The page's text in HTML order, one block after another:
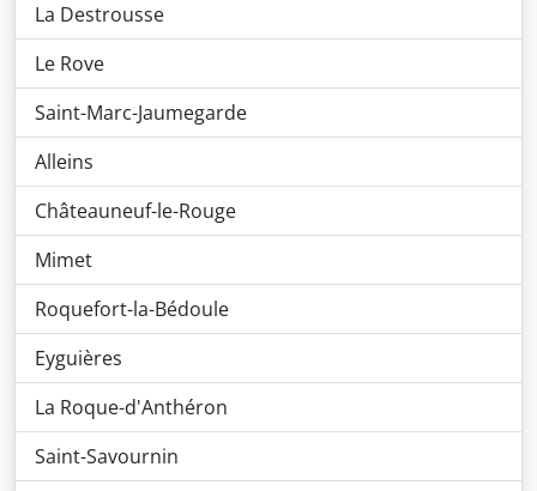
La Destrousse
Le Rove
Saint-Marc-Jaumegarde
Alleins
Châteauneuf-le-Rouge
Mimet
Roquefort-la-Bédoule
Eyguières
La Roque-d'Anthéron
Saint-Savournin